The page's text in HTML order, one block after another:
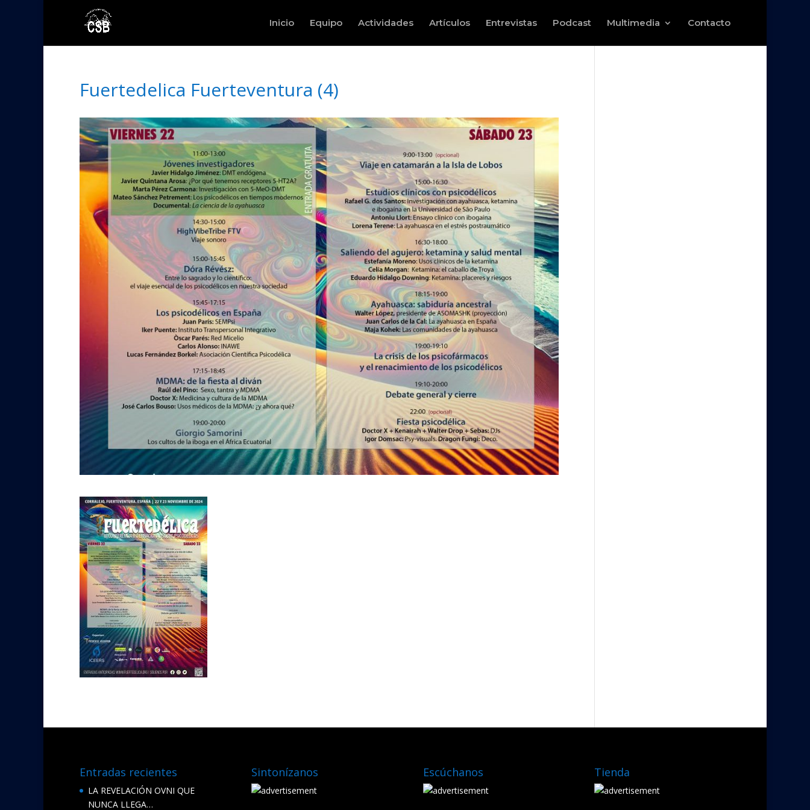
Inicio Equipo Actividades Artículos Entrevistas Podcast Multimedia Contacto
Fuertedelica Fuerteventura (4)
Entradas recientes
LA REVELACIÓN OVNI QUE
NUNCA LLEGA…
Sintonízanos Escúchanos Tienda